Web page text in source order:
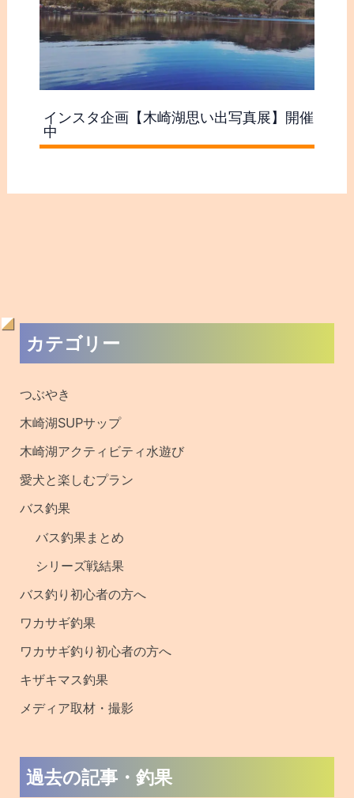
インスタ企画【木崎湖思い出写真展】開催
中
カテゴリー
つぶやき
木崎湖SUPサップ
木崎湖アクティビティ水遊び
愛犬と楽しむプラン
バス釣果
バス釣果まとめ
シリーズ戦結果
バス釣り初心者の方へ
ワカサギ釣果
ワカサギ釣り初心者の方へ
キザキマス釣果
メディア取材・撮影
過去の記事・釣果
去
・
釣
果